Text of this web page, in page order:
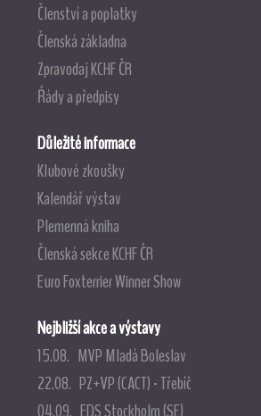
Členství a poplatky
Členská základna
Zpravodaj KCHF ČR
Řády a předpisy
Důležité informace
Klubové zkoušky
Kalendář výstav
Plemenná kniha
Členská sekce KCHF ČR
Euro Foxterrier Winner Show
Nejbližší akce a výstavy
15.08. MVP Mladá Boleslav
22.08. PZ+VP (CACT) - Třebíč
04.09. EDS Stockholm (SE)